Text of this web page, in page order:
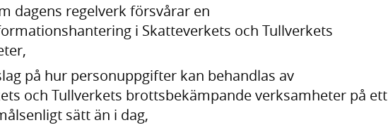
dagens regelverk försvårar en
i Skatteverkets och Tullverkets
på hur personuppgifter kan behandlas av
och Tullverkets brottsbekämpande verksamheter på ett
sätt än i dag,